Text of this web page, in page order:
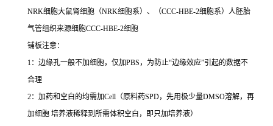
NRK细胞大鼠肾细胞（NRK细胞系）、（CCC-HBE-2细胞系）人胚胎
气管组织来源细胞CCC-HBE-2细胞
铺板注意：
1：边缘孔一般不加细胞，仅加PBS，为防止“边缘效应”引起的数据不
合理
2：加药和空白的均需加Cell（原料药SPD，先用极少量DMSO溶解，再
加细胞 培养液稀释到所需体积空白，即只加培养液）